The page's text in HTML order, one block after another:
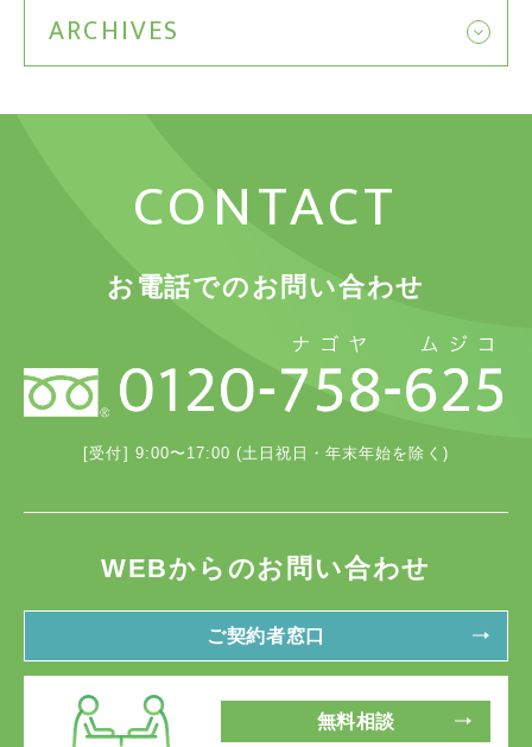
ARCHIVES
CONTACT
お電話でのお問い合わせ
[受付] 9:00〜17:00 (土日祝日・年末年始を除く)
WEBからのお問い合わせ
ご契約者窓口
無料相談